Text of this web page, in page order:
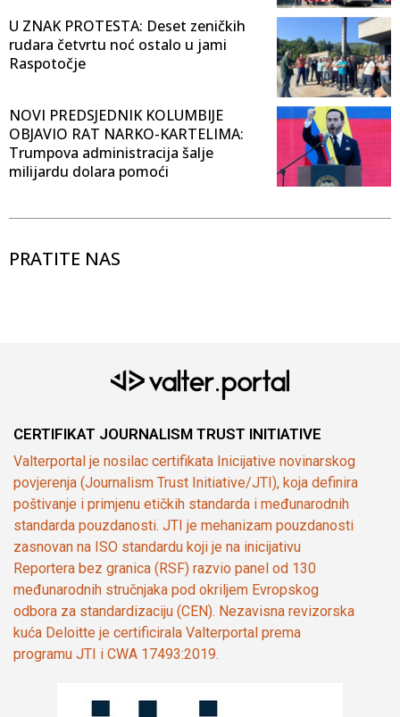
U ZNAK PROTESTA: Deset zeničkih
rudara četvrtu noć ostalo u jami
Raspotočje
NOVI PREDSJEDNIK KOLUMBIJE
OBJAVIO RAT NARKO-KARTELIMA:
Trumpova administracija šalje
milijardu dolara pomoći
PRATITE NAS
CERTIFIKAT JOURNALISM TRUST INITIATIVE
Valterportal je nosilac certifikata Inicijative novinarskog
povjerenja (Journalism Trust Initiative/JTI), koja definira
poštivanje i primjenu etičkih standarda i međunarodnih
standarda pouzdanosti. JTI je mehanizam pouzdanosti
zasnovan na ISO standardu koji je na inicijativu
Reportera bez granica (RSF) razvio panel od 130
međunarodnih stručnjaka pod okriljem Evropskog
odbora za standardizaciju (CEN). Nezavisna revizorska
kuća Deloitte je certificirala Valterportal prema
programu JTI i CWA 17493:2019.